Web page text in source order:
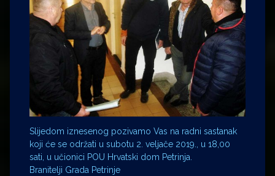
Slijedom iznesenog pozivamo Vas na radni sastanak
koji će se održati u subotu 2. veljače 2019., u 18,00
sati, u učionici POU Hrvatski dom Petrinja.
Branitelji Grada Petrinje